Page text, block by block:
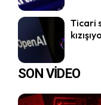
Ticari
SON VİDEO